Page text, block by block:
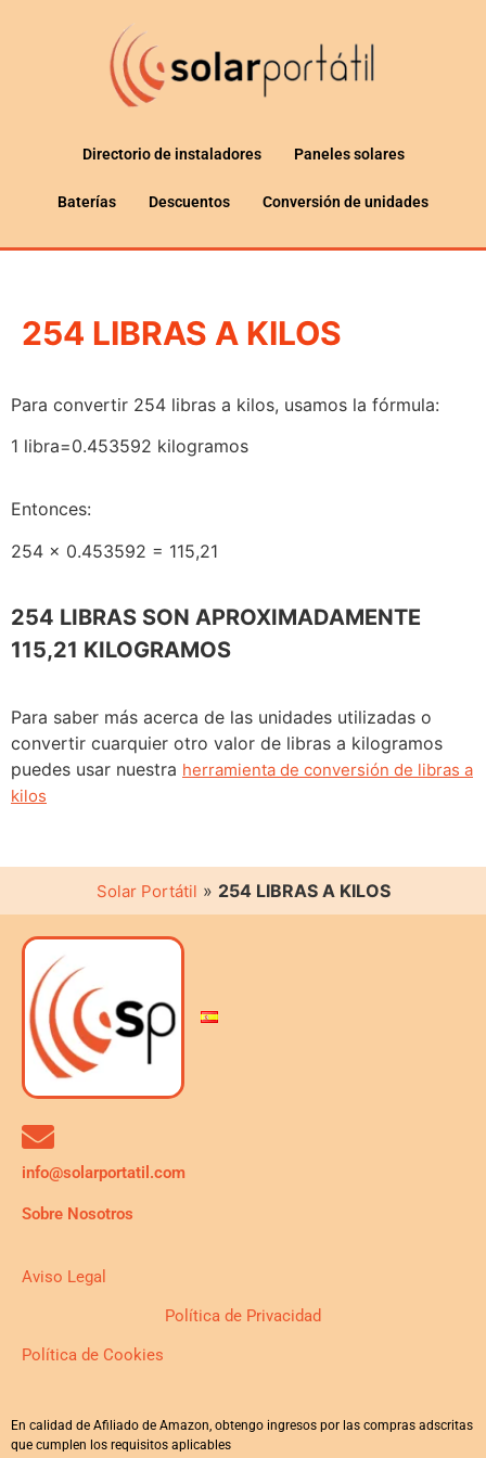
Directorio de instaladores Paneles solares
Baterías Descuentos Conversión de unidades
254 LIBRAS A KILOS
Para convertir 254 libras a kilos, usamos la fórmula:
1 libra=0.453592 kilogramos
Entonces:
254 x 0.453592 = 115,21
254 LIBRAS SON APROXIMADAMENTE
115,21 KILOGRAMOS
Para saber más acerca de las unidades utilizadas o
convertir cuarquier otro valor de libras a kilogramos
puedes usar nuestra herramienta de conversión de libras a
kilos
Solar Portátil » 254 LIBRAS A KILOS
info@solarportatil.com
Sobre Nosotros
Aviso Legal
Política de Privacidad
Política de Cookies
En calidad de Afiliado de Amazon, obtengo ingresos por las compras adscritas
que cumplen los requisitos aplicables